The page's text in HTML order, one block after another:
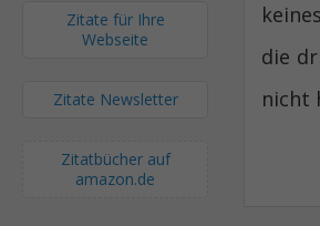
Zitate für Ihre
Webseite
Zitate Newsletter
Zitatbücher auf
amazon.de
die
nicht